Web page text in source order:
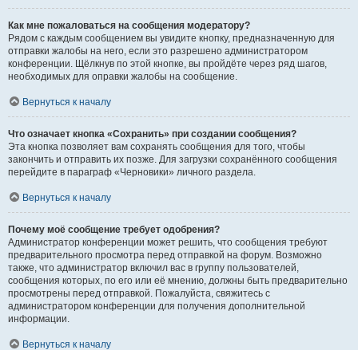
Как мне пожаловаться на сообщения модератору?
Рядом с каждым сообщением вы увидите кнопку, предназначенную для
отправки жалобы на него, если это разрешено администратором
конференции. Щёлкнув по этой кнопке, вы пройдёте через ряд шагов,
необходимых для оправки жалобы на сообщение.
Вернуться к началу
Что означает кнопка «Сохранить» при создании сообщения?
Эта кнопка позволяет вам сохранять сообщения для того, чтобы
закончить и отправить их позже. Для загрузки сохранённого сообщения
перейдите в параграф «Черновики» личного раздела.
Вернуться к началу
Почему моё сообщение требует одобрения?
Администратор конференции может решить, что сообщения требуют
предварительного просмотра перед отправкой на форум. Возможно
также, что администратор включил вас в группу пользователей,
сообщения которых, по его или её мнению, должны быть предварительно
просмотрены перед отправкой. Пожалуйста, свяжитесь с
администратором конференции для получения дополнительной
информации.
Вернуться к началу